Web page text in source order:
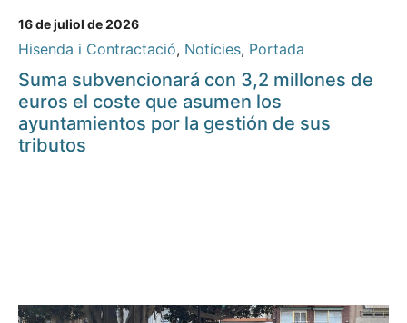
16 de juliol de 2026
Hisenda i Contractació, Notícies, Portada
Suma subvencionará con 3,2 millones de
euros el coste que asumen los
ayuntamientos por la gestión de sus
tributos